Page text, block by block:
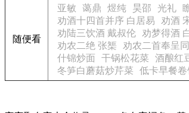
随便看
亚敏 蔼鼎 煜纯 昊邵 光礼
劝酒十四首并序 白居易
劝酒
劝陆三饮酒 戴叔伦
劝梦得酒
劝农二绝 张榘
劝农二首奉呈
什锦炒面
干锅松花菜 酒酿红
冬笋白蘑菇炒芹菜
低卡早餐卷